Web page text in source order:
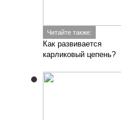
Читайте также:
Как развивается
карликовый цепень?